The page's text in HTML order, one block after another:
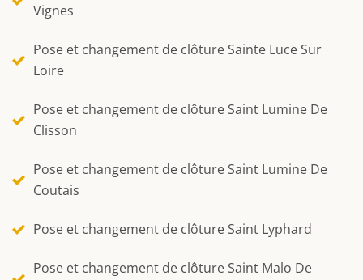
Vignes
Pose et changement de clôture Sainte Luce Sur
Loire
Pose et changement de clôture Saint Lumine De
Clisson
Pose et changement de clôture Saint Lumine De
Coutais
Pose et changement de clôture Saint Lyphard
Pose et changement de clôture Saint Malo De